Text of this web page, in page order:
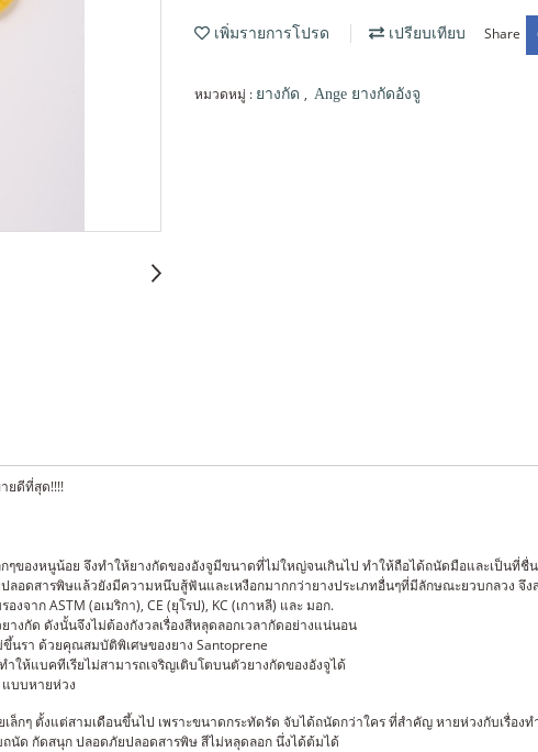
เพิ่มรายการโปรด เปรียบเทียบ Share
หมวดหมู่ : ยางกัด , Ange ยางกัดอังจู
ยดีที่สุด!!!!
ๆของหนูน้อย จึงทำให้ยางกัดของอังจูมีขนาดที่ไม่ใหญ่จนเกินไป ทำให้ถือได้ถนัดมือและเป็นที่
อดสารพิษแล้วยังมีความหนึบสู้ฟันและเหงือกมากกว่ายางประเภทอื่นๆที่มีลักษณะยวบกลวง จึง
จาก ASTM (อเมริกา), CE (ยุโรป), KC (เกาหลี) และ มอก.
งกัด ดังนั้นจึงไม่ต้องกังวลเรื่องสีหลุดลอกเวลากัดอย่างแน่นอน
นรา ด้วยคุณสมบัติพิเศษของยาง Santoprene
ให้แบคทีเรียไม่สามารถเจริญเติบโตบนตัวยางกัดของอังจูได้
แบบหายห่วง
เล็กๆ ตั้งแต่สามเดือนขึ้นไป เพราะขนาดกระทัดรัด จับได้ถนัดกว่าใคร ที่สำคัญ หายห่วงกับเรื่
ถนัด กัดสนุก ปลอดภัยปลอดสารพิษ สีไม่หลุดลอก นึ่งได้ต้มได้